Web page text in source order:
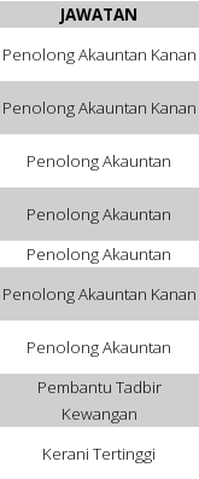
JAWATAN
Penolong Akauntan Kanan
Penolong Akauntan Kanan
Penolong Akauntan
Penolong Akauntan
Penolong Akauntan
Penolong Akauntan Kanan
Penolong Akauntan
Pembantu Tadbir
Kewangan
Kerani Tertinggi